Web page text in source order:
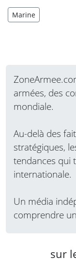
Marine
armées, des
mondiale.
Au-delà des
stratégiques,
tendances qui
internationale.
Un média
comprendre
sur